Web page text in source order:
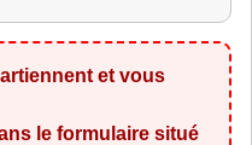
et vous
le formulaire situé